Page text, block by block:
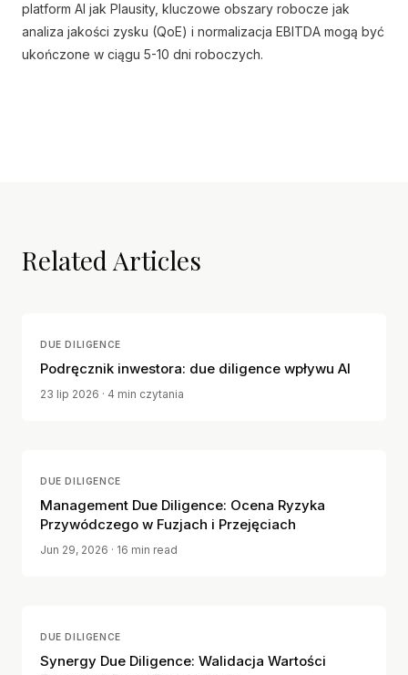
platform AI jak Plausity, kluczowe obszary robocze jak
analiza jakości zysku (QoE) i normalizacja EBITDA mogą być
ukończone w ciągu 5-10 dni roboczych.
Related Articles
DUE DILIGENCE
Podręcznik inwestora: due diligence wpływu AI
23 lip 2026 · 4 min czytania
DUE DILIGENCE
Management Due Diligence: Ocena Ryzyka
Przywódczego w Fuzjach i Przejęciach
Jun 29, 2026 · 16 min read
DUE DILIGENCE
Synergy Due Diligence: Walidacja Wartości